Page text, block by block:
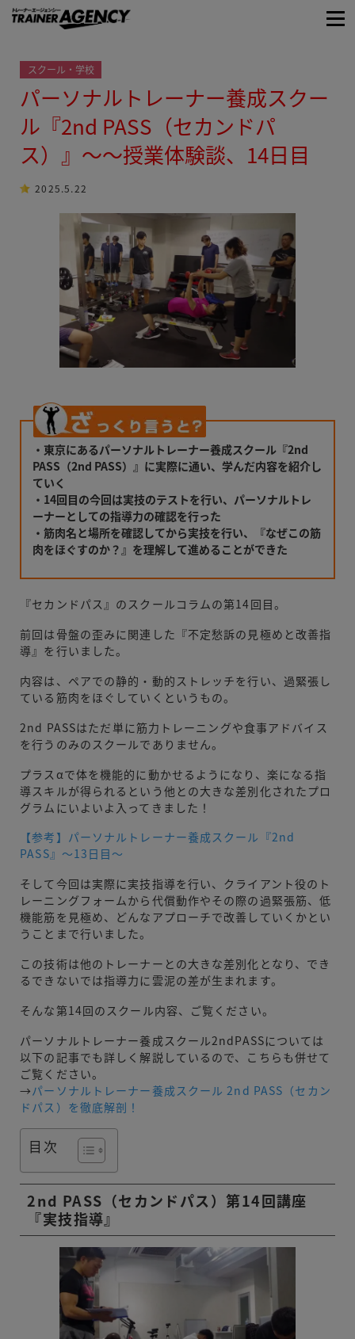
スクール・学校
パーソナルトレーナー養成スクー
ル『2nd PASS（セカンドパ
ス）』〜〜授業体験談、14日目
2025.5.22
・東京にあるパーソナルトレーナー養成スクール『2nd
PASS（2nd PASS）』に実際に通い、学んだ内容を紹介し
ていく
・14回目の今回は実技のテストを行い、パーソナルトレ
ーナーとしての指導力の確認を行った
・筋肉名と場所を確認してから実技を行い、『なぜこの筋
肉をほぐすのか？』を理解して進めることができた
『セカンドパス』のスクールコラムの第14回目。
前回は骨盤の歪みに関連した『不定愁訴の見極めと改善指
導』を行いました。
内容は、ペアでの静的・動的ストレッチを行い、過緊張し
ている筋肉をほぐしていくというもの。
2nd PASSはただ単に筋力トレーニングや食事アドバイス
を行うのみのスクールでありません。
プラスαで体を機能的に動かせるようになり、楽になる指
導スキルが得られるという他との大きな差別化されたプロ
グラムにいよいよ入ってきました！
【参考】パーソナルトレーナー養成スクール『2nd
PASS』〜13日目〜
そして今回は実際に実技指導を行い、クライアント役のト
レーニングフォームから代償動作やその際の過緊張筋、低
機能筋を見極め、どんなアプローチで改善していくかとい
うことまで行いました。
この技術は他のトレーナーとの大きな差別化となり、でき
るできないでは指導力に雲泥の差が生まれます。
そんな第14回のスクール内容、ご覧ください。
パーソナルトレーナー養成スクール2ndPASSについては
以下の記事でも詳しく解説しているので、こちらも併せて
ご覧ください。
→ パーソナルトレーナー養成スクール 2nd PASS（セカン
ドパス）を徹底解剖！
目次
2nd PASS（セカンドパス）第14回講座
『実技指導』